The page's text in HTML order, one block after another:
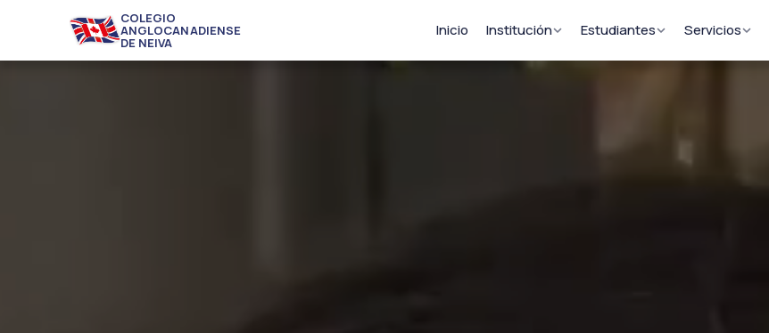
COLEGIO
ANGLOCANADIENSE
DE NEIVA
Inicio Institución Estudiantes Servicios